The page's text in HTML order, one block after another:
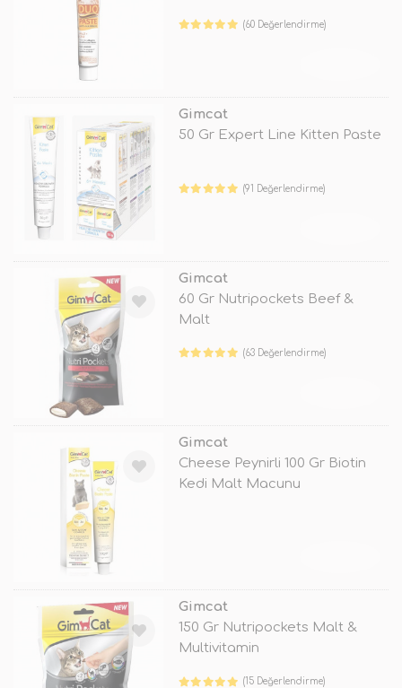
(60 Değerlendirme)
Gimcat
50 Gr Expert Line Kitten Paste
(91 Değerlendirme)
Gimcat
60 Gr Nutripockets Beef &
Malt
(63 Değerlendirme)
Gimcat
Cheese Peynirli 100 Gr Biotin
Kedi Malt Macunu
Gimcat
150 Gr Nutripockets Malt &
Multivitamin
(15 Değerlendirme)